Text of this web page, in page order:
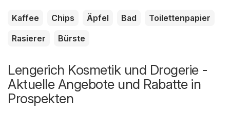
Kaffee Chips Äpfel Bad
Toilettenpapier
Rasierer
Bürste
Lengerich Kosmetik und Drogerie -
Aktuelle Angebote und Rabatte in
Prospekten